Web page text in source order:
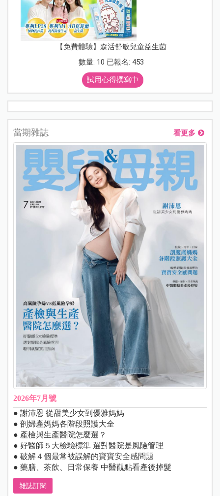
【免費體驗】森活舒敏兒童益生菌
數量: 10 已報名: 453
試用心得撰寫中
當期雜誌 看更多
2026年7月號
● 謝沛恩 從甜美少女到優雅媽媽
● 剖婦產媽媽各階段照護大全
● 產檢與生產醫院怎麼選？
● 好醫師５大檢驗標準 選對醫院是風險管理
● 破解４個最常被誤解的寶寶安全感問題
● 藥膳、茶飲、日常保養 中醫觀點看產後掉髮
雜誌訂閱